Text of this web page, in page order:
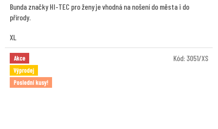
5,0
z
hvězdiček.
Bunda značky HI-TEC pro ženy je vhodná na nošení do města i do
přírody.
XL
Akce
Výprodej
Poslední kusy!
Kód: 3051/XS